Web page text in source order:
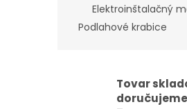
Elektroinštalačný
Podlahové krabice
Tovar